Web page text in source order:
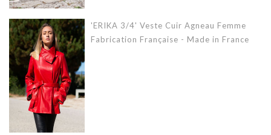
'ERIKA 3/4' Veste Cuir Agneau Femme
Fabrication Française - Made in France